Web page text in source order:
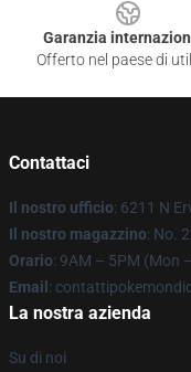
Garanzia
Offerto nel paese di
Contattaci
Il nostro ufficio: 6211 N
Il nostro magazzino: No.
Orario: 9AM – 5PM (Mon
Email :
La nostra azienda
Su di noi